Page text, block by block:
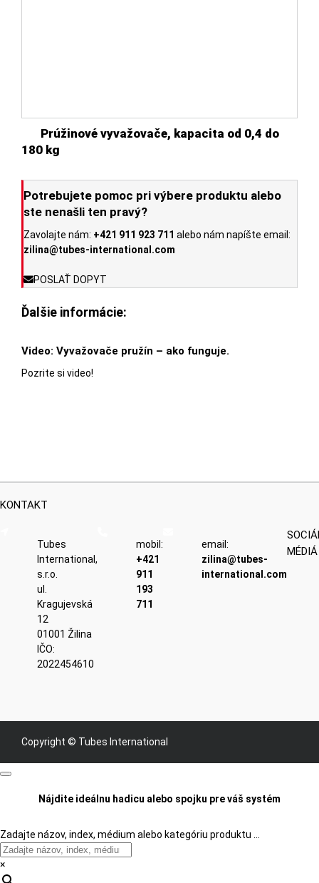
Prúžinové vyvažovače, kapacita od 0,4 do
180 kg
Potrebujete pomoc pri výbere produktu alebo
ste nenašli ten pravý?
Zavolajte nám: +421 911 923 711 alebo nám napíšte email:
zilina@tubes-international.com
POSLAŤ DOPYT
Ďalšie informácie:
Video: Vyvažovače pružín – ako funguje.
Pozrite si video!
KONTAKT
Tubes
International,
s.r.o.
ul.
Kragujevská
12
01001 Žilina
IČO:
2022454610
mobil:
+421
911
193
711
email:
zilina@tubes-
international.com
MÉDIÁ
Copyright © Tubes International
Nájdite ideálnu hadicu alebo spojku pre váš systém
Zadajte názov, index, médium alebo kategóriu produktu …
×